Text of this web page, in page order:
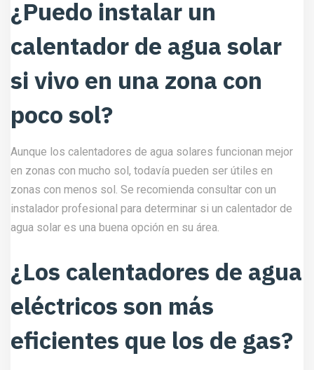
¿Puedo instalar un
calentador de agua solar
si vivo en una zona con
poco sol?
Aunque los calentadores de agua solares funcionan mejor
en zonas con mucho sol, todavía pueden ser útiles en
zonas con menos sol. Se recomienda consultar con un
instalador profesional para determinar si un calentador de
agua solar es una buena opción en su área.
¿Los calentadores de agua
eléctricos son más
eficientes que los de gas?